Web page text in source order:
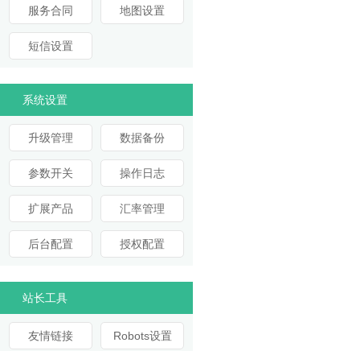
服务合同 地图设置
短信设置
系统设置
升级管理 数据备份
参数开关 操作日志
扩展产品 汇率管理
后台配置 授权配置
站长工具
友情链接 Robots设置